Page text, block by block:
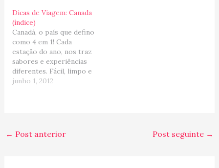
Dicas de Viagem: Canada
(índice)
Canadá, o país que defino
como 4 em 1! Cada
estação do ano, nos traz
sabores e experiências
diferentes. Fácil, limpo e
acolhedor, um EUA
Canadá" para ajudar na
junho 1, 2012
← Post anterior Post seguinte →